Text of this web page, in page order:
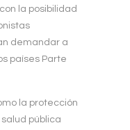
la posibilidad
demandar a
países Parte
la protección
pública